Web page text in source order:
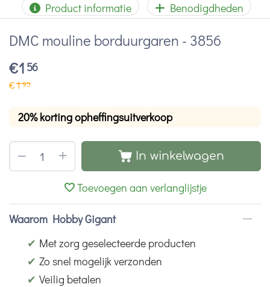
Product informatie Benodigdheden
DMC mouline borduurgaren - 3856
€1 56
€195
20% korting opheffingsuitverkoop
+
− In winkelwagen
Toevoegen aan verlanglijstje
Waarom Hobby Gigant
✔ Met zorg geselecteerde producten
✔ Zo snel mogelijk verzonden
✔ Veilig betalen